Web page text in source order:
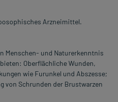
Arzneimittel.
Menschen- und Naturerkenntnis
Oberflächliche Wunden,
wie Furunkel und Abszesse;
von Schrunden der Brustwarzen